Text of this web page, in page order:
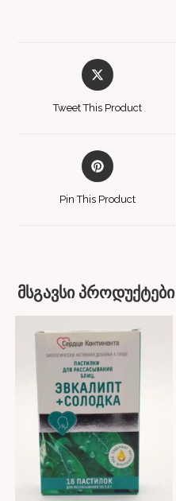
Tweet This Product
Pin This Product
მსგავსი პროდუქტები